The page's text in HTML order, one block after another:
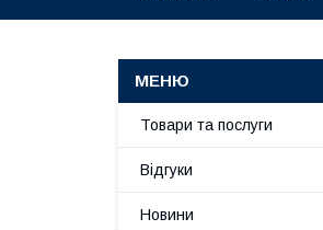
Товари та послуги
Відгуки
Новини